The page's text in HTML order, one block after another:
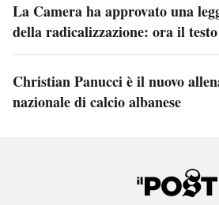
La Camera ha approvato una
della radicalizzazione: ora il testo
Christian Panucci è il nuovo
nazionale di calcio albanese